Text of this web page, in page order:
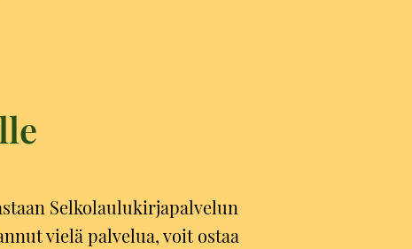
Selkolaulukirjapalvelun
vielä palvelua, voit ostaa